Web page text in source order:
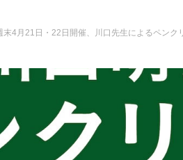
末4月21日・22日開催、川口先生によるペンク